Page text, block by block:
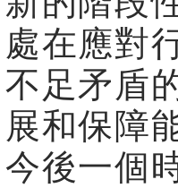
處在應對
不足矛盾
展和保障
今後一個